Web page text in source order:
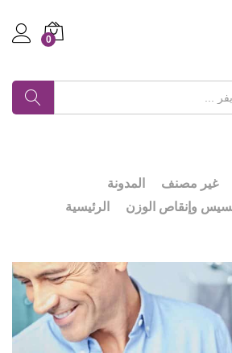
0
غير مصنف
المدونة
وإنقاص الوزن
الرئيسية